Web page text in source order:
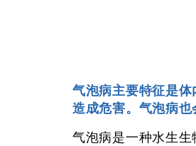
气泡病主要特征是
造成危害。气泡病也
气泡病是一种水生生